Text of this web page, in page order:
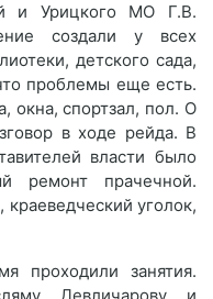
и Урицкого МО Г.В.
создали у всех
детского сада,
проблемы еще есть.
окна, спортзал, пол. О
в ходе рейда. В
власти было
ремонт прачечной.
уголок,
проходили занятия.